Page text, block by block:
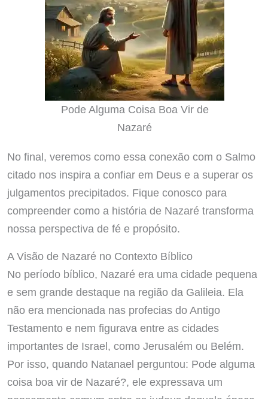
Pode Alguma Coisa Boa Vir de
Nazaré
No final, veremos como essa conexão com o Salmo
citado nos inspira a confiar em Deus e a superar os
julgamentos precipitados. Fique conosco para
compreender como a história de Nazaré transforma
nossa perspectiva de fé e propósito.
A Visão de Nazaré no Contexto Bíblico
No período bíblico, Nazaré era uma cidade pequena
e sem grande destaque na região da Galileia. Ela
não era mencionada nas profecias do Antigo
Testamento e nem figurava entre as cidades
importantes de Israel, como Jerusalém ou Belém.
Por isso, quando Natanael perguntou: Pode alguma
coisa boa vir de Nazaré?, ele expressava um